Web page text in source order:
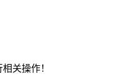
关操作！